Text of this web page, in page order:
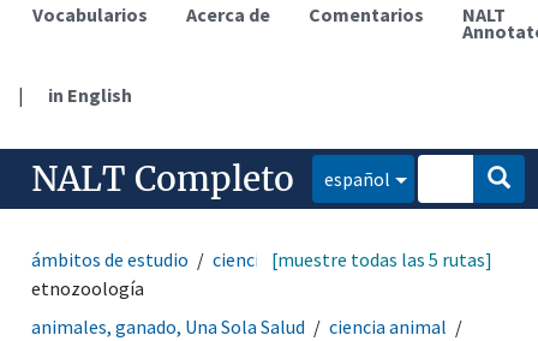
Vocabularios Acerca de Comentarios NALT
| in English
NALT Completo español
ámbitos de estudio ciencia animal
zoología
etnozoología
[muestre todas las 5 rutas]
animales, ganado, Una Sola Salud
ciencia animal